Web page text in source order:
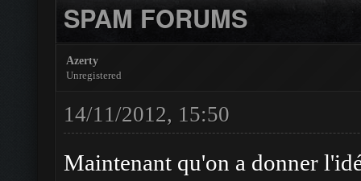
SPAM FORUMS
Azerty
Unregistered
14/11/2012, 15:50
Maintenant qu'on a donner